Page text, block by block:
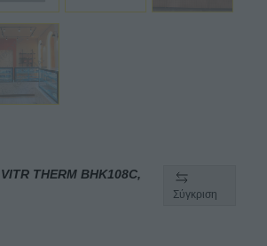
VITR THERM BHK108C,
Σύγκριση